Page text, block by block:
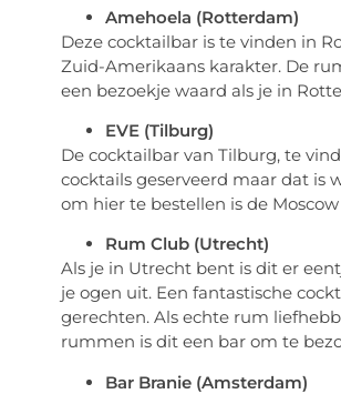
Amehoela (Rotterdam)
Deze cocktailbar is te vinden in
Zuid-Amerikaans karakter. De
een bezoekje waard als je in
EVE (Tilburg)
De cocktailbar van Tilburg, te
cocktails geserveerd maar dat is
om hier te bestellen is de
Rum Club (Utrecht)
Als je in Utrecht bent is dit er
je ogen uit. Een fantastische
gerechten. Als echte rum
rummen is dit een bar om te
Bar Branie (Amsterdam)